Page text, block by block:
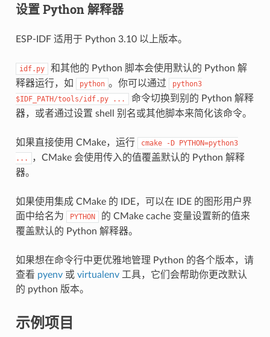
设置 Python 解释器
ESP-IDF 适用于 Python 3.10 以上版本。
idf.py
和其他的 Python 脚本会使用默认的 Python 解
释器运行，如
python 。你可以通过
python3
$IDF_PATH/tools/idf.py
...
命令切换到别的 Python 解释
器，或者通过设置 shell 别名或其他脚本来简化该命令。
如果直接使用 CMake，运行 cmake -D PYTHON=python3
...
，CMake 会使用传入的值覆盖默认的 Python 解释
器。
如果使用集成 CMake 的 IDE，可以在 IDE 的图形用户界
面中给名为
PYTHON
的 CMake cache 变量设置新的值来
覆盖默认的 Python 解释器。
如果想在命令行中更优雅地管理 Python 的各个版本，请
查看 pyenv或 virtualenv工具，它们会帮助你更改默认
的 python 版本。
示例项目